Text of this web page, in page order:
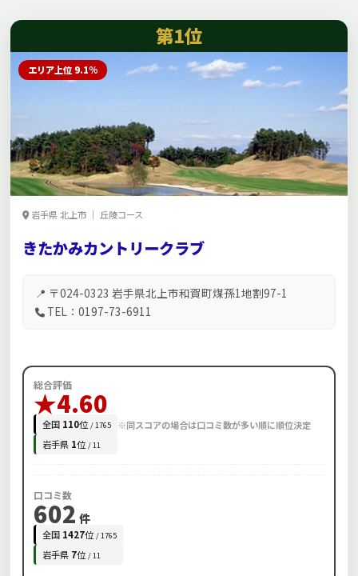
第1位
エリア上位 9.1%
岩手県 北上市 ｜ 丘陵コース
きたかみカントリークラブ
📍 〒024-0323 岩手県北上市和賀町煤孫1地割97-1
TEL：0197-73-6911
総合評価
★4.60
全国 110位 / 1765
岩手県 1位 / 11
※同スコアの場合は口コミ数が多い順に順位決定
口コミ数
602 件
全国 1427位 / 1765
岩手県 7位 / 11